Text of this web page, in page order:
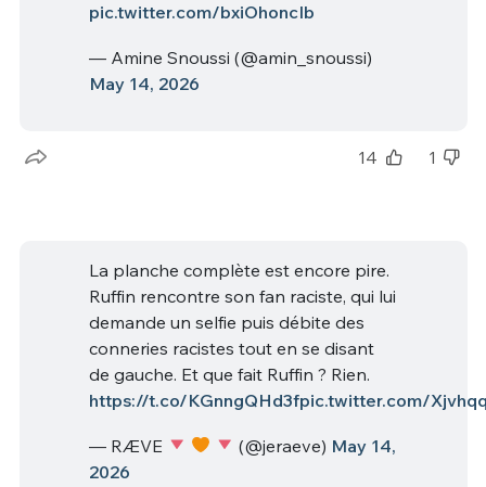
pic.twitter.com/bxiOhoncIb
— Amine Snoussi (@amin_snoussi)
May 14, 2026
14 1
La planche complète est encore pire.
Ruffin rencontre son fan raciste, qui lui
demande un selfie puis débite des
conneries racistes tout en se disant
de gauche. Et que fait Ruffin ? Rien.
https://t.co/KGnngQHd3fpic.twitter.com/
— RÆVE (@jeraeve) May 14,
2026